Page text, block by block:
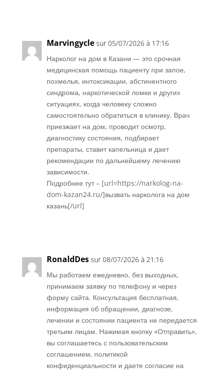
Marvingycle sur 05/07/2026 à 17:16
Нарколог на дом в Казани — это срочная
медицинская помощь пациенту при запое,
похмелья, интоксикации, абстинентного
синдрома, наркотической ломки и других
ситуациях, когда человеку сложно
самостоятельно обратиться в клинику. Врач
приезжает на дом, проводит осмотр,
диагностику состояния, подбирает
препараты, ставит капельница и дает
рекомендации по дальнейшему лечению
зависимости.
Подробнее тут – [url=https://narkolog-na-
dom-kazan24.ru/]вызвать нарколога на дом
казань[/url]
RonaldDes sur 08/07/2026 à 21:16
Мы работаем ежедневно, без выходных,
принимаем заявку по телефону и через
форму сайта. Консультация бесплатная,
информация об обращении, диагнозе,
лечении и состоянии пациента не передается
третьим лицам. Нажимая кнопку «Отправить»,
вы соглашаетесь с пользовательским
соглашением, политикой
конфиденциальности и даете согласие на